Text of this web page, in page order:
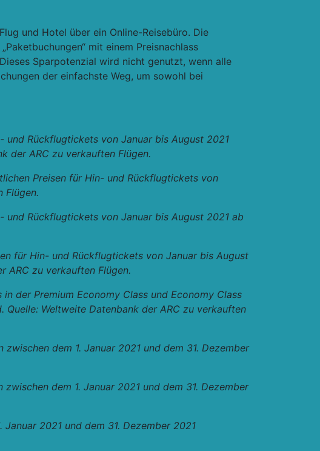
und Hotel über ein Online-Reisebüro. Die
mit einem Preisnachlass
Sparpotenzial wird nicht genutzt, wenn alle
der einfachste Weg, um sowohl bei
und Rückflugtickets von Januar bis August 2021
der ARC zu verkauften Flügen.
Preisen für Hin- und Rückflugtickets von
Flügen.
Rückflugtickets von Januar bis August 2021 ab
für Hin- und Rückflugtickets von Januar bis August
ARC zu verkauften Flügen.
der Premium Economy Class und Economy Class
Weltweite Datenbank der ARC zu verkauften
dem 1. Januar 2021 und dem 31. Dezember
dem 1. Januar 2021 und dem 31. Dezember
2021 und dem 31. Dezember 2021